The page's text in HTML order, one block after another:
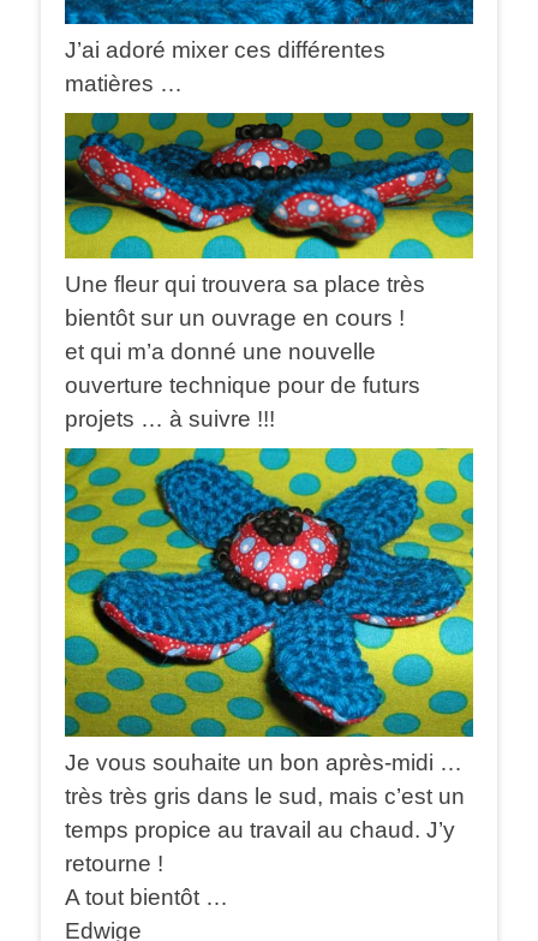
J’ai adoré mixer ces différentes
matières …
Une fleur qui trouvera sa place très
bientôt sur un ouvrage en cours !
et qui m’a donné une nouvelle
ouverture technique pour de futurs
projets … à suivre !!!
Je vous souhaite un bon après-midi …
très très gris dans le sud, mais c’est un
temps propice au travail au chaud. J’y
retourne !
A tout bientôt …
Edwige